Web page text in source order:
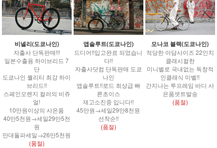
비넬리(도쿄나인)
자출사 단독판매!!!
일본수출용 하이브리드 7
단
도쿄나인 퀄리티 최강 하이
브리드!!
스페인오렌지 컬러의 비쥬
얼!
10만원이상의 사은품
40만5천원→세일29만5천
원
만대돌파세일→26만5천원
(품절)
앱솔루트(도쿄나인)
드디어!!입고완료 되었습니
다!!
자출사닷컴 단독판매 도쿄
나인
앱솔루트!!로드 최상급 빠
른초이스
재고소진중 입니다!!
45만원→세일29만8천원
선착순!!
(품절)
모나코 블랙(도쿄나인)
적당한 아담사이즈 22인치
클래시컬한
미니벨로 국내없는 독창적
인클래식 미벨!!
간지나는 투프레임 바디 사
은품셋트발송
(품절)